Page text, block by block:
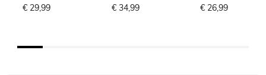
€ 29,99 € 34,99 € 26,99